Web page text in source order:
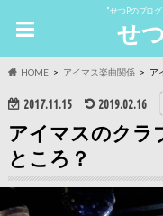
"せつPのブロ
せ
HOME アイマス楽曲関係 ア
2017.11.15 2019.02.16
アイマスのクラ
ところ？